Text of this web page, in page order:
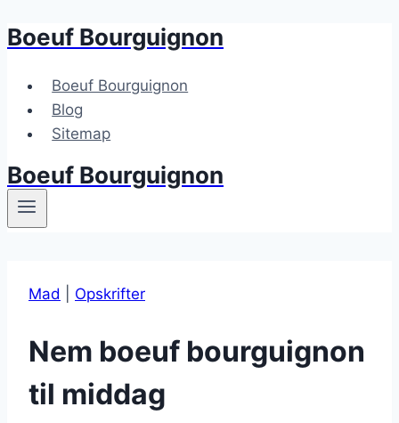
Fortsæt
indhold
Boeuf Bourguignon
Boeuf Bourguignon
Blog
Sitemap
Boeuf Bourguignon
Mad Opskrifter
Nem boeuf bourguignon
til middag